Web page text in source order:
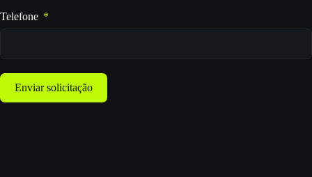
Telefone
Enviar solicitação